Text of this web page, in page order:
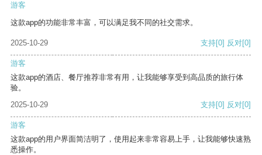
游客
这款app的功能非常丰富，可以满足我不同的社交需求。
2025-10-29 支持[0] 反对[0]
游客
这款app的酒店、餐厅推荐非常有用，让我能够享受到高品质的旅行体
验。
2025-10-29
支持[0] 反对[0]
游客
这款app的用户界面简洁明了，使用起来非常容易上手，让我能够快速熟
悉操作。